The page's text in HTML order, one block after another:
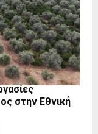
στην Εθνική